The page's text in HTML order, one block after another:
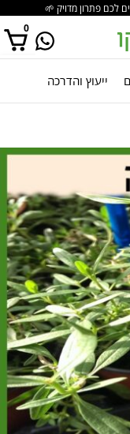
לכם פתרון מדויק 🌱
0
בסל הקניות.
ייעוץ והדרכה